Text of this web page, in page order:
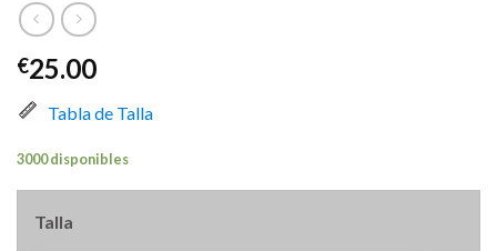
€25.00
Tabla de Talla
3000 disponibles
Talla